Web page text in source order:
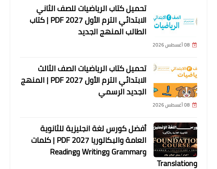
تحميل كتاب الرياضيات للصف الثاني
الابتدائي الترم الأول 2027 PDF | كتاب
الطالب المنهج الجديد
08 أغسطس 2026
تحميل كتاب الرياضيات الصف الثالث
الابتدائي الترم الأول 2027 PDF | المنهج
الجديد الرسمي
08 أغسطس 2026
أفضل كورس لغة انجليزية للثانوية
العامة والبكالوريا 2027 PDF | كلمات
وGrammar وWriting وReading
وTranslation